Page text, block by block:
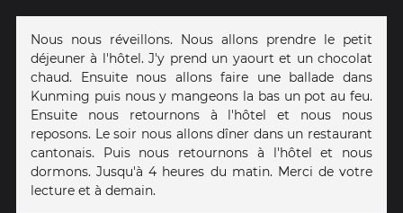
Nous nous réveillons. Nous allons prendre le petit
déjeuner à l'hôtel. J'y prend un yaourt et un chocolat
chaud. Ensuite nous allons faire une ballade dans
Kunming puis nous y mangeons la bas un pot au feu.
Ensuite nous retournons à l'hôtel et nous nous
reposons. Le soir nous allons dîner dans un restaurant
cantonais. Puis nous retournons à l'hôtel et nous
dormons. Jusqu'à 4 heures du matin. Merci de votre
lecture et à demain.